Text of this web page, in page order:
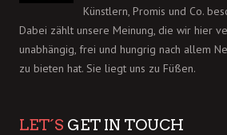
Künstlern, Promis und Co.
Dabei zählt unsere Meinung, die wir hier
unabhängig, frei und hungrig nach allem
zu bieten hat. Sie liegt uns zu Füßen.
LET´S GET IN TOUCH